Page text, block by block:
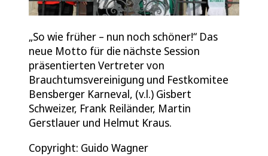
„So wie früher – nun noch schöner!“ Das
neue Motto für die nächste Session
präsentierten Vertreter von
Brauchtumsvereinigung und Festkomitee
Bensberger Karneval, (v.l.) Gisbert
Schweizer, Frank Reiländer, Martin
Gerstlauer und Helmut Kraus.
Copyright: Guido Wagner